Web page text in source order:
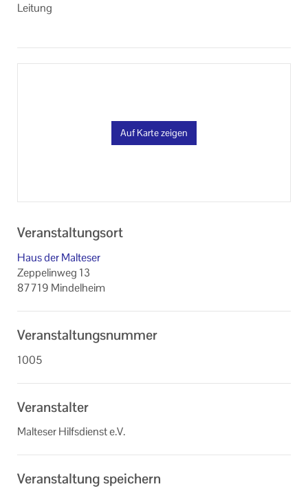
Leitung
Auf Karte zeigen
Veranstaltungsort
Haus der Malteser
Zeppelinweg 13
87719 Mindelheim
Veranstaltungsnummer
1005
Veranstalter
Malteser Hilfsdienst e.V.
Veranstaltung speichern